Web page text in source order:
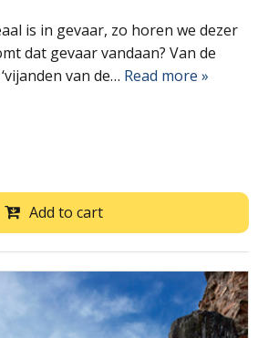
is in gevaar, zo horen we dezer
dat gevaar vandaan? Van de
van de… Read more »
Add to cart